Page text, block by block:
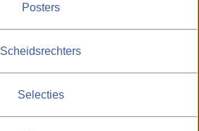
Posters
Scheidsrechters
Selecties